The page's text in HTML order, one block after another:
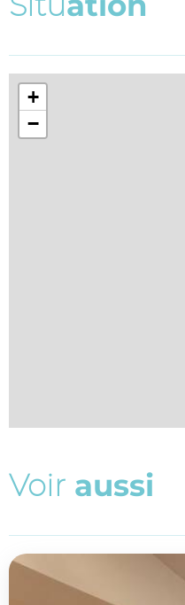
+
−
Voir aussi